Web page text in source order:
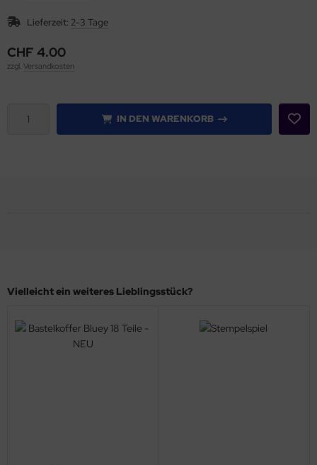
Lieferzeit: 2-3 Tage
CHF 4.00
zzgl. Versandkosten
IN DEN WARENKORB
Vielleicht ein weiteres Lieblingsstück?